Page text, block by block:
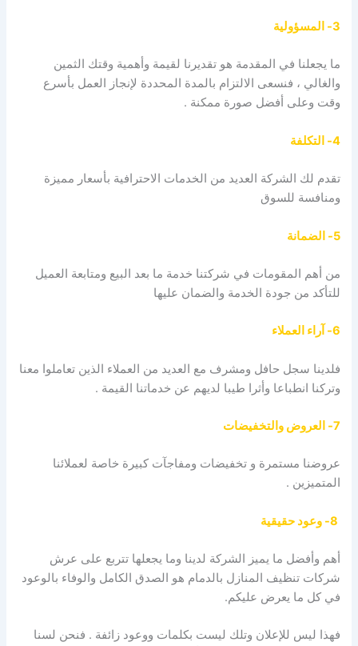
3- المسؤولية
ما يجعلنا في المقدمة هو تقديرنا لقيمة وأهمية وقتك الثمين
والغالي ، فنسعى الالتزام بالمدة المحددة لإنجاز العمل بأسرع
وقت وعلى أفضل صورة ممكنة .
4- التكلفة
تقدم لك الشركة العديد من الخدمات الاحترافية بأسعار مميزة
ومنافسة للسوق
5- الضمانة
من أهم المقومات في شركتنا خدمة ما بعد البيع ومتابعة العميل
للتأكد من جودة الخدمة والضمان عليها
6- آراء العملاء
فلدينا سجل حافل ومشرف مع العديد من العملاء الذين تعاملوا معنا
وتركنا انطباعا وأثرا طيبا لديهم عن خدماتنا القيمة .
7- العروض والتخفيضات
عروضنا مستمرة و تخفيضات ومفاجآت كبيرة خاصة لعملائنا
المتميزين .
أهم وأفضل ما يميز الشركة لدينا وما يجعلها تتربع على عرش
شركات تنظيف المنازل بالدمام هو الصدق الكامل والوفاء بالوعود
في كل ما يعرض عليكم.
فهذا ليس للإعلان وتلك ليست بكلمات ووعود زائفة . فنحن لسنا